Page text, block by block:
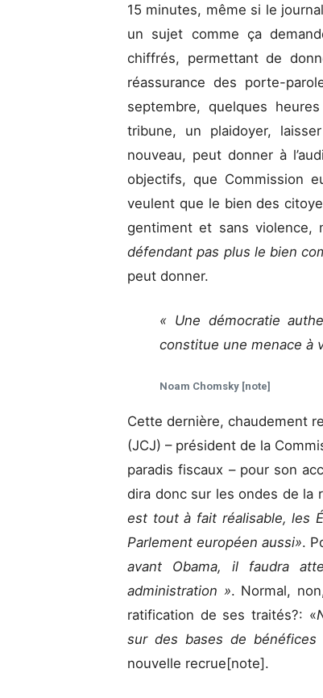
15 minutes, même si le
un sujet comme ça
chiffrés, permettant de
réassurance des porte-
septembre, quelques
tribune, un plaidoyer,
nouveau, peut donner à
objectifs, que Commission
veulent que le bien des
gentiment et sans violence,
défendant pas plus le bien
peut donner.
« Une démocratie
constitue une menace à
Noam Chomsky [note]
Cette dernière, chaudement
(JCJ) – président de la
paradis fiscaux – pour son
dira donc sur les ondes de la
est tout à fait réalisable, les
Parlement européen aussi».
avant Obama, il faudra
administration ». Normal,
ratification de ses traités?: «
sur des bases de bénéfices
nouvelle recrue[note].